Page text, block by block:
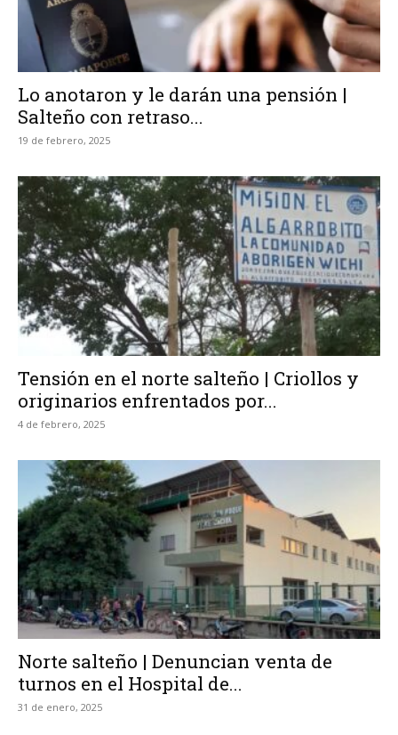
Lo anotaron y le darán una pensión |
Salteño con retraso...
19 de febrero, 2025
Tensión en el norte salteño | Criollos y
originarios enfrentados por...
4 de febrero, 2025
Norte salteño | Denuncian venta de
turnos en el Hospital de...
31 de enero, 2025